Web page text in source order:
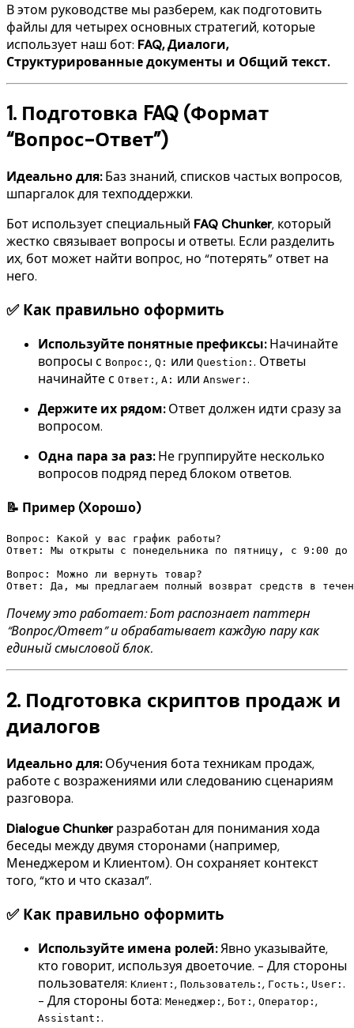
В этом руководстве мы разберем, как подготовить
файлы для четырех основных стратегий, которые
использует наш бот: FAQ, Диалоги,
Структурированные документы и Общий текст.
1. Подготовка FAQ (Формат
“Вопрос-Ответ”)
Идеально для:Баз знаний, списков частых вопросов,
шпаргалок для техподдержки.
Бот использует специальный FAQ Chunker, который
жестко связывает вопросы и ответы. Если разделить
их, бот может найти вопрос, но “потерять” ответ на
него.
✅ Как правильно оформить
Используйте понятные префиксы:Начинайте
вопросы с Вопрос: , Q: или Question: . Ответы
начинайте с Ответ: , A: или Answer: .
Держите их рядом:Ответ должен идти сразу за
вопросом.
Одна пара за раз:Не группируйте несколько
вопросов подряд перед блоком ответов.
📝 Пример (Хорошо)
Вопрос: Какой у вас график работы?
Ответ: Мы открыты с понедельника по пятницу, с 9:00
Вопрос: Можно ли вернуть товар?
Почему это работает: Бот распознает паттерн
“Вопрос/Ответ” и обрабатывает каждую пару как
единый смысловой блок.
2. Подготовка скриптов продаж и
диалогов
Идеально для:Обучения бота техникам продаж,
работе с возражениями или следованию сценариям
разговора.
Dialogue Chunkerразработан для понимания хода
беседы между двумя сторонами (например,
Менеджером и Клиентом). Он сохраняет контекст
того, “кто и что сказал”.
✅ Как правильно оформить
Используйте имена ролей:Явно указывайте,
кто говорит, используя двоеточие. - Для стороны
пользователя: Клиент: , Пользователь: , Гость: , User: .
- Для стороны бота: Менеджер: , Бот: , Оператор: ,
Assistant: .